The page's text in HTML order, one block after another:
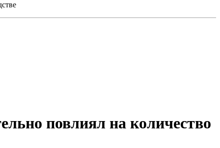
повлиял на количество